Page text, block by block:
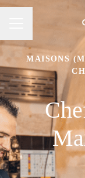
MAISONS